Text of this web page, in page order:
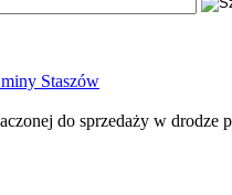
Staszów
do sprzedaży w drodze